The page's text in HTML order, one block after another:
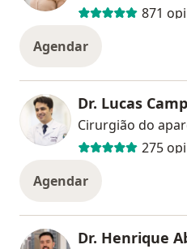
871
Agendar
Dr. Lucas
275
Agendar
Dr. Henrique